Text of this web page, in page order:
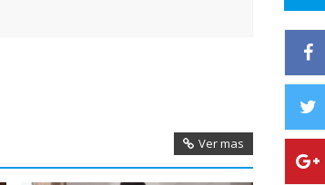
Ver mas